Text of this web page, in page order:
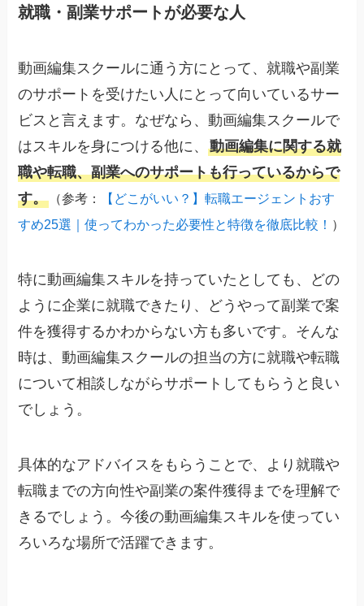
就職・副業サポートが必要な人
動画編集スクールに通う方にとって、就職や副業
のサポートを受けたい人にとって向いているサー
ビスと言えます。なぜなら、動画編集スクールで
はスキルを身につける他に、動画編集に関する就
職や転職、副業へのサポートも行っているからで
す。
（参考：
【どこがいい？】転職エージェントおす
すめ25選｜使ってわかった必要性と特徴を徹底比較！ ）
特に動画編集スキルを持っていたとしても、どの
ように企業に就職できたり、どうやって副業で案
件を獲得するかわからない方も多いです。そんな
時は、動画編集スクールの担当の方に就職や転職
について相談しながらサポートしてもらうと良い
でしょう。
具体的なアドバイスをもらうことで、より就職や
転職までの方向性や副業の案件獲得までを理解で
きるでしょう。今後の動画編集スキルを使ってい
ろいろな場所で活躍できます。